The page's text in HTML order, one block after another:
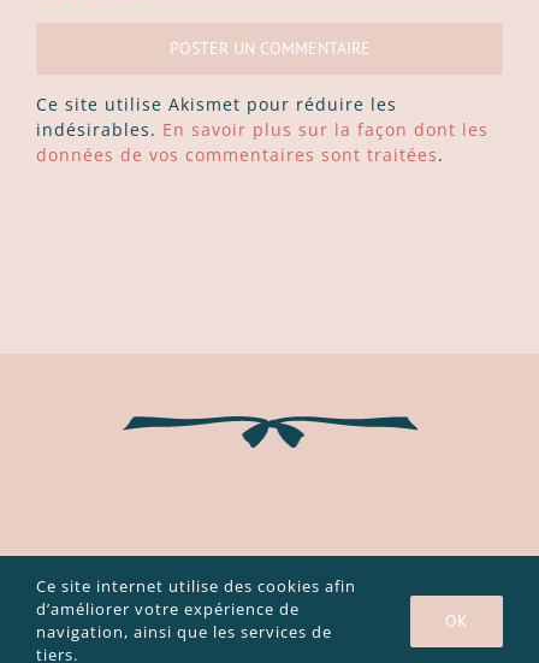
Ce site utilise Akismet pour réduire les
indésirables. En savoir plus sur la façon dont les
données de vos commentaires sont traitées.
Copyright 2003 - 2020 Caroline Bouvier |Mentions légales et
politique de confidentialité
FacebookInstagramYouTube
Ce site internet utilise des cookies afin
d’améliorer votre expérience de
navigation, ainsi que les services de
tiers.
OK